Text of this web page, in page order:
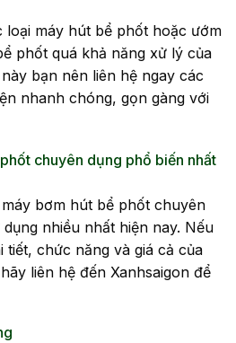
loại máy hút bể phốt hoặc ướm
phốt quá khả năng xử lý của
bạn nên liên hệ ngay các
nhanh chóng, gọn gàng với
chuyên dụng phổ biến nhất
bơm hút bể phốt chuyên
nhiều nhất hiện nay. Nếu
chức năng và giá cả của
liên hệ đến Xanhsaigon để